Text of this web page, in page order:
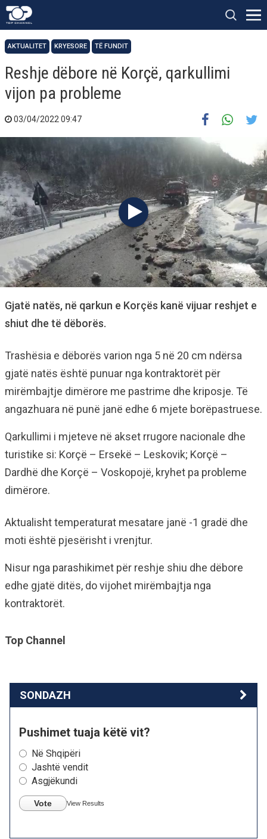
AKTUALITET KRYESORE TË FUNDIT
Reshje dëbore në Korçë, qarkullimi
vijon pa probleme
03/04/2022 09:47
Gjatë natës, në qarkun e Korçës kanë vijuar reshjet e
shiut dhe të dëborës.
Trashësia e dëborës varion nga 5 në 20 cm ndërsa
gjatë natës është punuar nga kontraktorët për
mirëmbajtje dimërore me pastrime dhe kriposje. Të
angazhuara në punë janë edhe 6 mjete borëpastruese.
Qarkullimi i mjeteve në akset rrugore nacionale dhe
turistike si: Korçë – Ersekë – Leskovik; Korçë –
Dardhë dhe Korçë – Voskopojë, kryhet pa probleme
dimërore.
Aktualisht temperaturat mesatare janë -1 gradë dhe
moti është pjesërisht i vrenjtur.
Nisur nga parashikimet për reshje shiu dhe dëbore
edhe gjatë ditës, do vijohet mirëmbajtja nga
kontraktorët.
Top Channel
SONDAZH
Pushimet tuaja këtë vit?
Në Shqipëri
Jashtë vendit
Asgjëkundi
Vote View Results